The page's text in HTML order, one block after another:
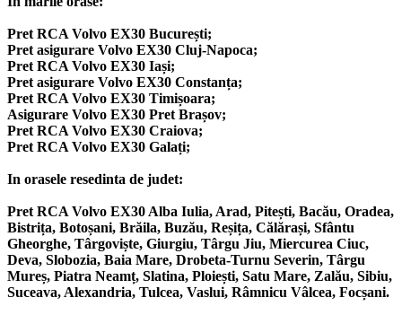
Pret RCA Volvo EX30 București;
Pret asigurare Volvo EX30 Cluj-Napoca;
Pret RCA Volvo EX30 Iași;
Pret asigurare Volvo EX30 Constanța;
Pret RCA Volvo EX30 Timișoara;
Asigurare Volvo EX30 Pret Brașov;
Pret RCA Volvo EX30 Craiova;
Pret RCA Volvo EX30 Galați;
In orasele resedinta de judet:
Pret RCA Volvo EX30 Alba Iulia, Arad, Pitești, Bacău, Oradea,
Bistrița, Botoșani, Brăila, Buzău, Reșița, Călărași, Sfântu
Gheorghe, Târgoviște, Giurgiu, Târgu Jiu, Miercurea Ciuc,
Deva, Slobozia, Baia Mare, Drobeta-Turnu Severin, Târgu
Mureș, Piatra Neamț, Slatina, Ploiești, Satu Mare, Zalău, Sibiu,
Suceava, Alexandria, Tulcea, Vaslui, Râmnicu Vâlcea, Focșani.